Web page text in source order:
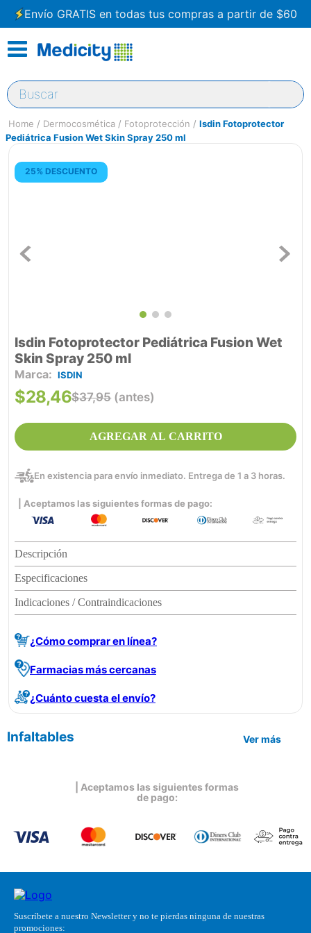
Envío GRATIS en todas tus compras a partir de $60
Buscar
Dermocosmética Fotoprotección
Isdin Fotoprotector
Pediátrica Fusion Wet Skin Spray 250 ml
25% DESCUENTO
Isdin Fotoprotector Pediátrica Fusion Wet
Skin Spray 250 ml
ISDIN
$37,95 (antes)
$28,46
AGREGAR AL CARRITO
En existencia para envío inmediato. Entrega de 1 a 3 horas.
| Aceptamos las siguientes formas de pago:
Descripción
Especificaciones
Indicaciones / Contraindicaciones
¿Cómo comprar en línea?
Farmacias más cercanas
¿Cuánto cuesta el envío?
Infaltables Ver más
| Aceptamos las siguientes formas
de pago:
Suscríbete a nuestro Newsletter y no te pierdas ninguna de nuestras
promociones: